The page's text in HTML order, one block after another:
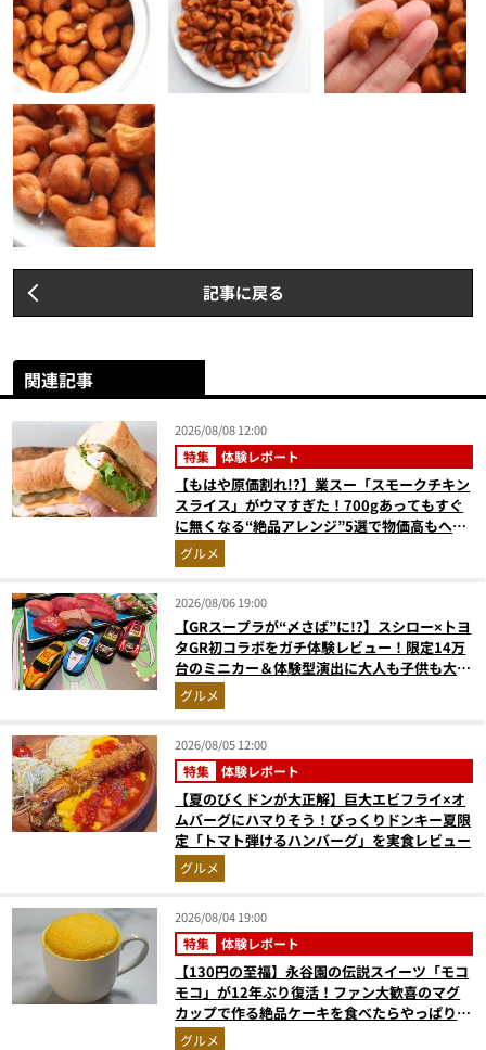
記事に戻る
関連記事
2026/08/08 12:00
特集 体験レポート
【もはや原価割れ!?】業スー「スモークチキン
スライス」がウマすぎた！700gあってもすぐ
に無くなる“絶品アレンジ”5選で物価高もへっ
ちゃら
グルメ
2026/08/06 19:00
【GRスープラが“〆さば”に!?】スシロー×トヨ
タGR初コラボをガチ体験レビュー！限定14万
台のミニカー＆体験型演出に大人も子供も大興
奮間違いなし
グルメ
2026/08/05 12:00
特集 体験レポート
【夏のびくドンが大正解】巨大エビフライ×オ
ムバーグにハマりそう！びっくりドンキー夏限
定「トマト弾けるハンバーグ」を実食レビュー
グルメ
2026/08/04 19:00
特集 体験レポート
【130円の至福】永谷園の伝説スイーツ「モコ
モコ」が12年ぶり復活！ファン大歓喜のマグ
カップで作る絶品ケーキを食べたらやっぱり最
高にウマかった
グルメ